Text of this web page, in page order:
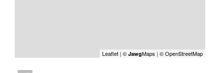
Leaflet | © JawgMaps | © OpenStreetMap